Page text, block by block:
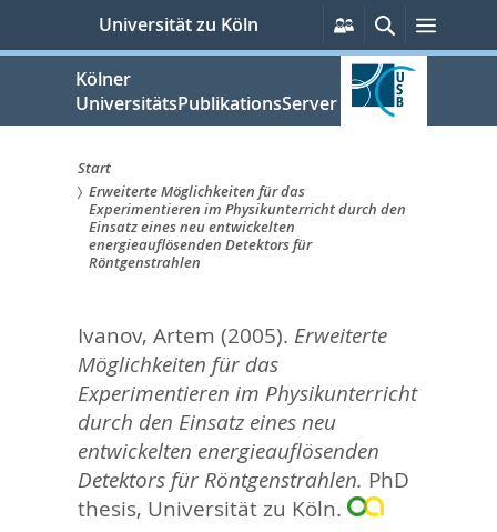
springen
Universität zu Köln
Persönliche
Services
SucheMenü
Kölner
UniversitätsPublikationsServer
Sie
sind
Start
Erweiterte Möglichkeiten für das
Experimentieren im Physikunterricht durch den
Einsatz eines neu entwickelten
energieauflösenden Detektors für
Röntgenstrahlen
Ivanov, Artem (2005). Erweiterte
Möglichkeiten für das
Experimentieren im Physikunterricht
durch den Einsatz eines neu
entwickelten energieauflösenden
Detektors für Röntgenstrahlen. PhD
thesis, Universität zu Köln.